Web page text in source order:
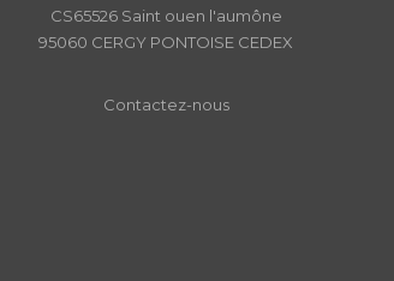
CS65526 Saint ouen l'aumône
95060 CERGY PONTOISE CEDEX
Contactez-nous